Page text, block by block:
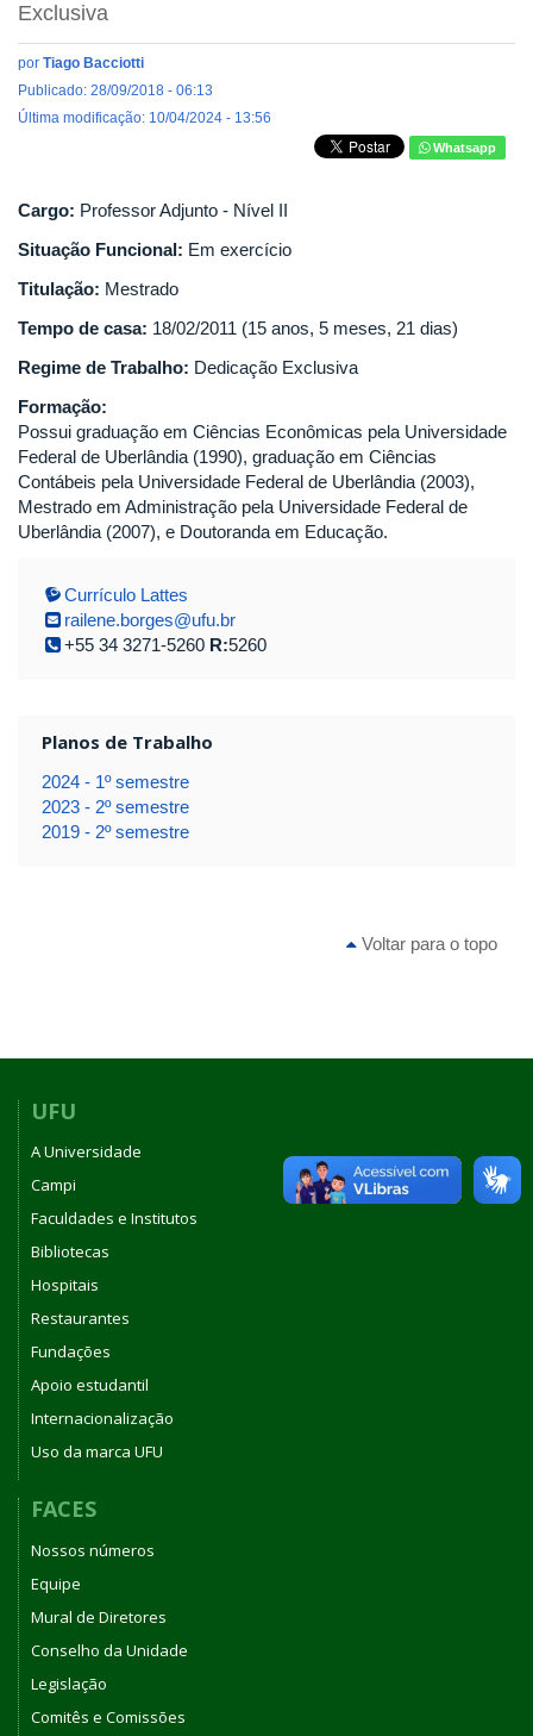
Exclusiva
por Tiago Bacciotti
Publicado: 28/09/2018 - 06:13
Última modificação: 10/04/2024 - 13:56
Whatsapp
Cargo: Professor Adjunto - Nível II
Situação Funcional: Em exercício
Titulação: Mestrado
Tempo de casa: 18/02/2011 (15 anos, 5 meses, 21 dias)
Regime de Trabalho: Dedicação Exclusiva
Formação:
Possui graduação em Ciências Econômicas pela Universidade
Federal de Uberlândia (1990), graduação em Ciências
Contábeis pela Universidade Federal de Uberlândia (2003),
Mestrado em Administração pela Universidade Federal de
Uberlândia (2007), e Doutoranda em Educação.
Currículo Lattes
railene.borges@ufu.br
+55 34 3271-5260 R:5260
Planos de Trabalho
2024 - 1º semestre
2023 - 2º semestre
2019 - 2º semestre
Voltar para o topo
UFU
A Universidade
Campi
Faculdades e Institutos
Bibliotecas
Hospitais
Restaurantes
Fundações
Apoio estudantil
Internacionalização
Uso da marca UFU
FACES
Nossos números
Equipe
Mural de Diretores
Conselho da Unidade
Legislação
Comitês e Comissões